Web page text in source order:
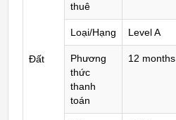
Đất
thuê
Loại/Hạng Level A
Phương
thức
thanh
toán
12 months